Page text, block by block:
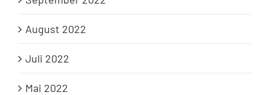
August 2022
Juli 2022
Mai 2022